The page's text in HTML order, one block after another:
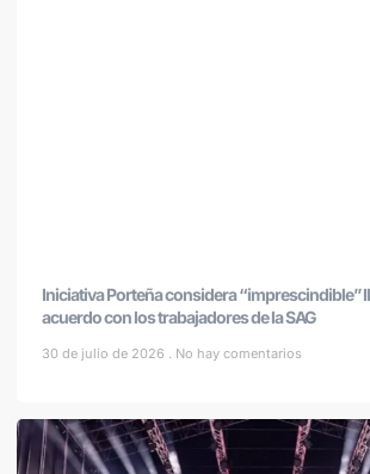
Iniciativa Porteña considera “imprescindible”
acuerdo con los trabajadores de la SAG
30 de julio de 2026 No hay comentarios